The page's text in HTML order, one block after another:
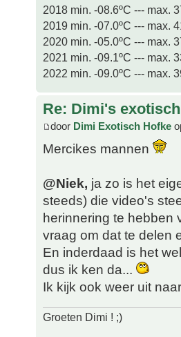
2018 min. -08.6ºC --- max.
2019 min. -07.0ºC --- max.
2020 min. -05.0ºC --- max.
2021 min. -09.1ºC --- max.
2022 min. -09.0ºC --- max.
Re: Dimi's
door Dimi Exotisch Hofke
Mercikes mannen
@Niek, ja zo is het
steeds) die video's
herinnering te hebben
vraag om dat te delen
En inderdaad is het
dus ik ken da...
Ik kijk ook weer uit
Groeten Dimi ! ;)